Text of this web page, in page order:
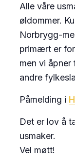
Alle våre
øldommer.
Norbrygg-
primært er
men vi
andre
Påmelding i
Det er lov å
usmaker.
Vel møtt!